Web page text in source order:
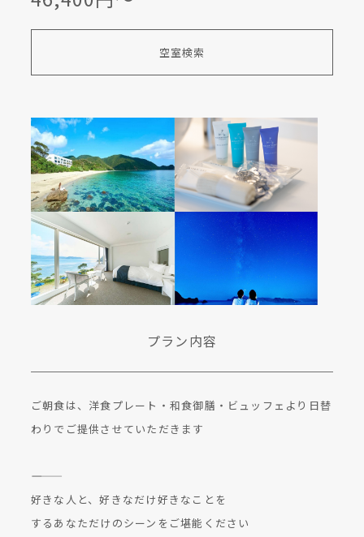
空室検索
プラン内容
ご朝食は、洋食プレート・和食御膳・ビュッフェより日替
わりでご提供させていただきます
――――
好きな人と、好きなだけ好きなことを
するあなただけのシーンをご堪能ください